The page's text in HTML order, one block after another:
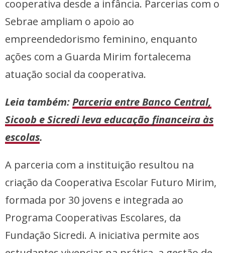
cooperativa desde a infância. Parcerias com o
Sebrae ampliam o apoio ao
empreendedorismo feminino, enquanto
ações com a Guarda Mirim fortalecema
atuação social da cooperativa.
Leia também:Parceria entre Banco Central,
Sicoob e Sicredi leva educação financeira às
escolas.
A parceria com a instituição resultou na
criação da Cooperativa Escolar Futuro Mirim,
formada por 30 jovens e integrada ao
Programa Cooperativas Escolares, da
Fundação Sicredi. A iniciativa permite aos